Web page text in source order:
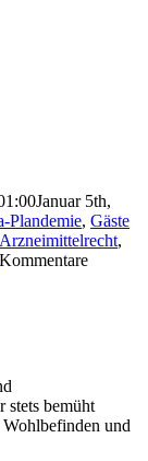
Januar 5th,
Plandemie, Gäste
Arzneimittelrecht,
Kommentare
stets bemüht
und